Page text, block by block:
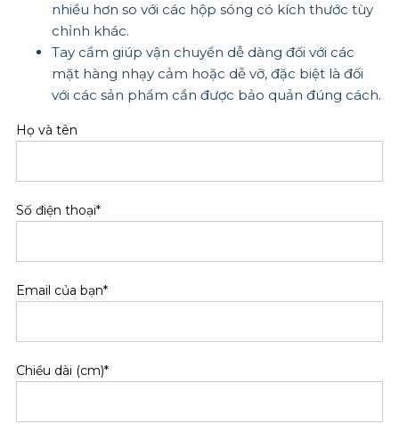
nhiều hơn so với các hộp sóng có kích thước tùy
chỉnh khác.
Tay cầm giúp vận chuyển dễ dàng đối với các
mặt hàng nhạy cảm hoặc dễ vỡ, đặc biệt là đối
với các sản phẩm cần được bảo quản đúng cách.
Họ và tên
Số điện thoại*
Email của bạn*
Chiều dài (cm)*